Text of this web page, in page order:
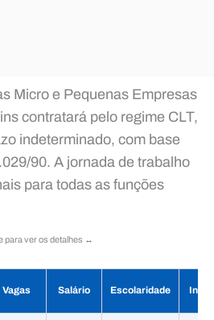
Micro e Pequenas Empresas
contratará pelo regime CLT,
indeterminado, com base
90. A jornada de trabalho
para todas as funções
para ver os detalhes ↔️
Vagas Salário Escolaridade